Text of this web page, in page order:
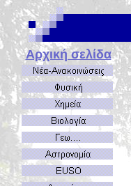
Αρχική σελίδα